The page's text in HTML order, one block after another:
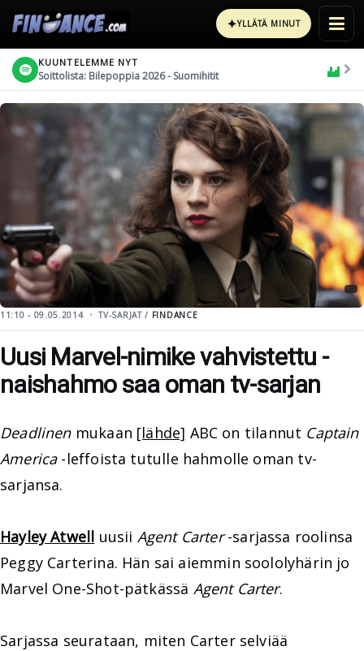
✦YLLÄTÄ MINUT
KUUNTELEMME NYT
Soittolista: Bilepoppia 2026 - Suomihitit
11:10 - 09.05.2014 TV-SARJAT / FINDANCE
Uusi Marvel-nimike vahvistettu -
naishahmo saa oman tv-sarjan
Deadlinenmukaan [lähde] ABC on tilannut Captain
America-leffoista tutulle hahmolle oman tv-
sarjansa.
Hayley Atwell uusii Agent Carter-sarjassa roolinsa
Peggy Carterina. Hän sai aiemmin soololyhärin jo
Marvel One-Shot-pätkässä Agent Carter.
Sarjassa seurataan, miten Carter selviää